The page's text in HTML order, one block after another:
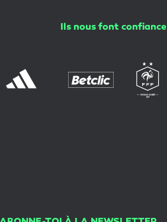
Ils nous font confiance